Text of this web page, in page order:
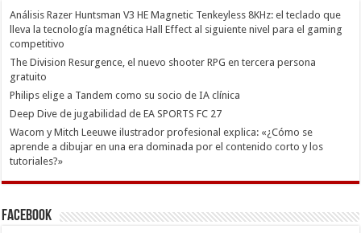
Análisis Razer Huntsman V3 HE Magnetic Tenkeyless 8KHz: el teclado que
lleva la tecnología magnética Hall Effect al siguiente nivel para el gaming
competitivo
The Division Resurgence, el nuevo shooter RPG en tercera persona
gratuito
Philips elige a Tandem como su socio de IA clínica
Deep Dive de jugabilidad de EA SPORTS FC 27
Wacom y Mitch Leeuwe ilustrador profesional explica: «¿Cómo se
aprende a dibujar en una era dominada por el contenido corto y los
tutoriales?»
Facebook